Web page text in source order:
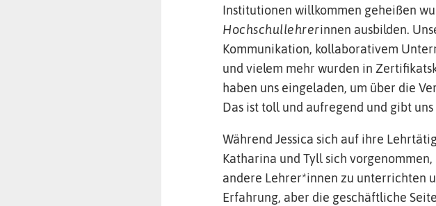
Institutionen willkommen geheißen
Hochschullehrerinnen ausbilden.
Kommunikation, kollaborativem
und vielem mehr wurden in
haben uns eingeladen, um über die
Das ist toll und aufregend und gibt
Während Jessica sich auf ihre
Katharina und Tyll sich
andere Lehrer*innen zu unterrichten
Erfahrung, aber die geschäftliche